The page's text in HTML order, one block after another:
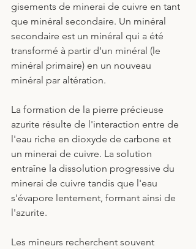
gisements de minerai de cuivre en tant
que minéral secondaire. Un minéral
secondaire est un minéral qui a été
transformé à partir d'un minéral (le
minéral primaire) en un nouveau
minéral par altération.
La formation de la pierre précieuse
azurite résulte de l'interaction entre de
l'eau riche en dioxyde de carbone et
un minerai de cuivre. La solution
entraîne la dissolution progressive du
minerai de cuivre tandis que l'eau
s'évapore lentement, formant ainsi de
l'azurite.
Les mineurs recherchent souvent